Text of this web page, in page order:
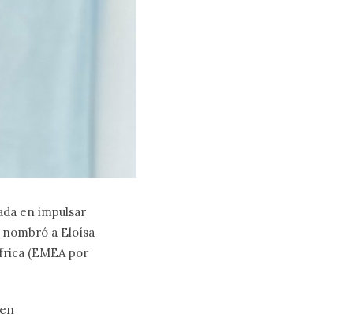
en impulsar
a Eloísa
(EMEA por